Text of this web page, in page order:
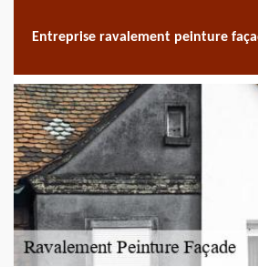
Entreprise ravalement peinture